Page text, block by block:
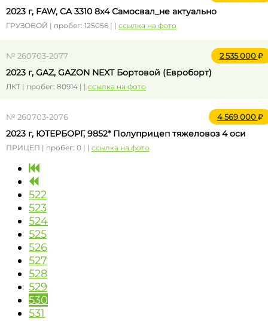
2023 г, FAW, CA 3310 8x4 Самосвал_не актуально
ГРУЗОВОЙ | пробег: 125056 | | ссылка на фото
№ 260703-2077 2 535 000
2023 г, GAZ, GAZON NEXT Бортовой (Евроборт)
ЛКТ | пробег: 80914 | | ссылка на фото
№ 260703-2076 4 569 000
2023 г, ЮТЕРБОРГ, 9852* Полуприцеп тяжеловоз 4 оси
ПРИЦЕП | пробег: 0 | | ссылка на фото
522
523
524
525
526
527
528
529
530
531